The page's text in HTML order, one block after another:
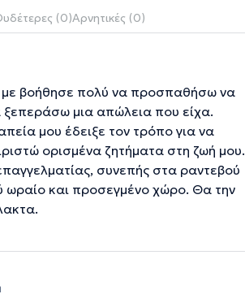
(0)Αρνητικές (0)
βοήθησε πολύ να προσπαθήσω να
ξεπεράσω μια απώλεια που είχα.
μου έδειξε τον τρόπο για να
ορισμένα ζητήματα στη ζωή μου.
συνεπής στα ραντεβού
ωραίο και προσεγμένο χώρο. Θα την